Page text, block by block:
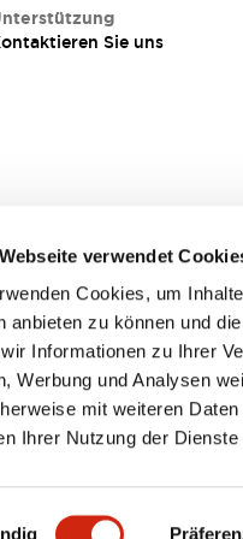
verwendet
Cookies, um
anbieten zu können und
Informationen zu Ihrer
Werbung und Analysen
mit weiteren
Ihrer Nutzung der
Sie uns
Registrieren